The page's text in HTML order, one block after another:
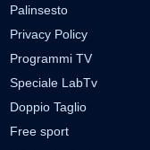
Palinsesto
Privacy Policy
Programmi TV
Speciale LabTv
Doppio Taglio
Free sport